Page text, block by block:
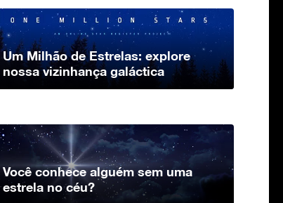
Um Milhão de Estrelas: explore
nossa vizinhança galáctica
Você conhece alguém sem uma
estrela no céu?